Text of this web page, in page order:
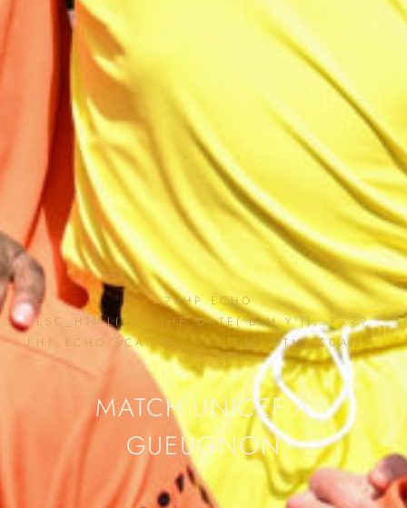
<?PHP ECHO
ESC_HTML(GET_THE_DATE('D.M.Y')); ?><?
PHP ECHO $CAT ? ' · ' . ESC_HTML($CAT) :
''; ?>
MATCH UNICEF À
GUEUGNON